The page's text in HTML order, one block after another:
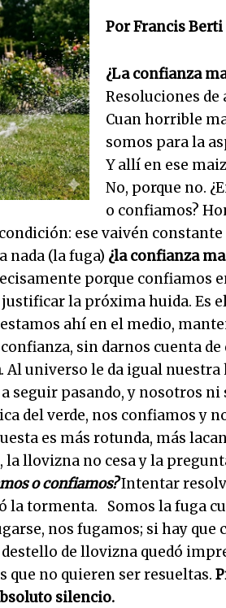
Por Francis Berti
¿La confianza
Resoluciones
Cuan horrible
somos para la
Y allí en ese
No, porque no.
o confiamos?
ese vaivén
nada (la fuga) ¿la confianza
porque confiamos
la próxima huida. Es
ahí en el medio,
sin darnos cuenta
. Al universo le da igual
seguir pasando, y nosotros
del verde, nos confiamos y
es más rotunda, más
llovizna no cesa y la
o confiamos?Intentar
la tormenta. Somos la fuga
nos fugamos; si hay
de llovizna quedó
que no quieren ser resueltas.
silencio.